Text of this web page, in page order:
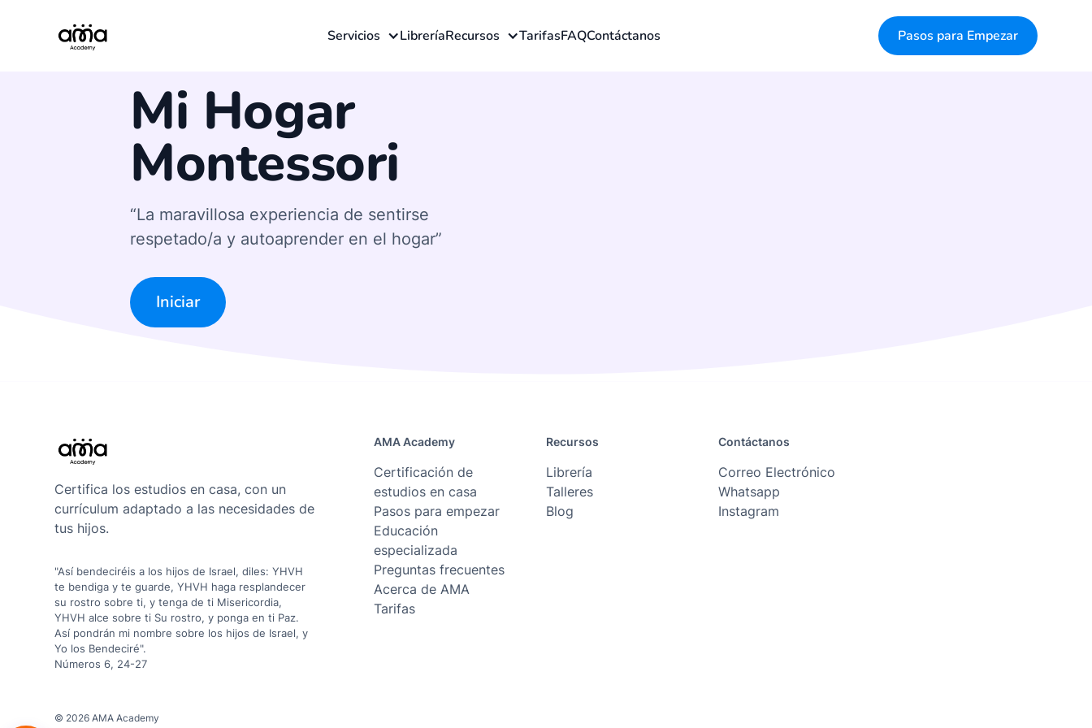
Servicios LibreríaRecursos TarifasFAQContáctanos Pasos para Empezar
Mi Hogar
Montessori
“La maravillosa experiencia de sentirse
respetado/a y autoaprender en el hogar”
Iniciar
Certifica los estudios en casa, con un
currículum adaptado a las necesidades de
tus hijos.
"Así bendeciréis a los hijos de Israel, diles: YHVH
te bendiga y te guarde, YHVH haga resplandecer
su rostro sobre ti, y tenga de ti Misericordia,
YHVH alce sobre ti Su rostro, y ponga en ti Paz.
Así pondrán mi nombre sobre los hijos de Israel, y
Yo los Bendeciré".
Números 6, 24-27
AMA Academy
Certificación de
estudios en casa
Pasos para empezar
Educación
especializada
Preguntas frecuentes
Acerca de AMA
Tarifas
Recursos
Librería
Talleres
Blog
Contáctanos
Correo Electrónico
Whatsapp
Instagram
© 2026 AMA Academy